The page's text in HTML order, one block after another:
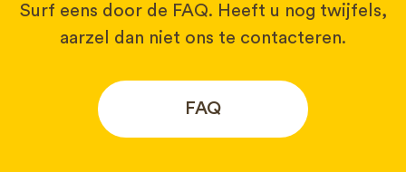
Surf eens door de FAQ. Heeft u nog twijfels,
aarzel dan niet ons te contacteren.
FAQ